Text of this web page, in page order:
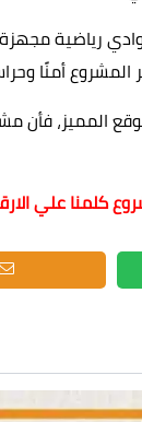
رياضية
أمنًا
المميز، فأن
كلمنا علي